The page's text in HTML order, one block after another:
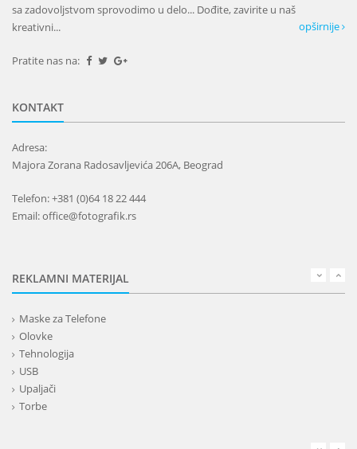
sa zadovoljstvom sprovodimo u delo... Dođite, zavirite u naš
kreativni...
opširnije
Pratite nas na:
KONTAKT
Adresa:
Majora Zorana Radosavljevića 206A, Beograd
Telefon: +381 (0)64 18 22 444
Email: office@fotografik.rs
REKLAMNI MATERIJAL
Maske za Telefone
Olovke
Tehnologija
USB
Upaljači
Torbe